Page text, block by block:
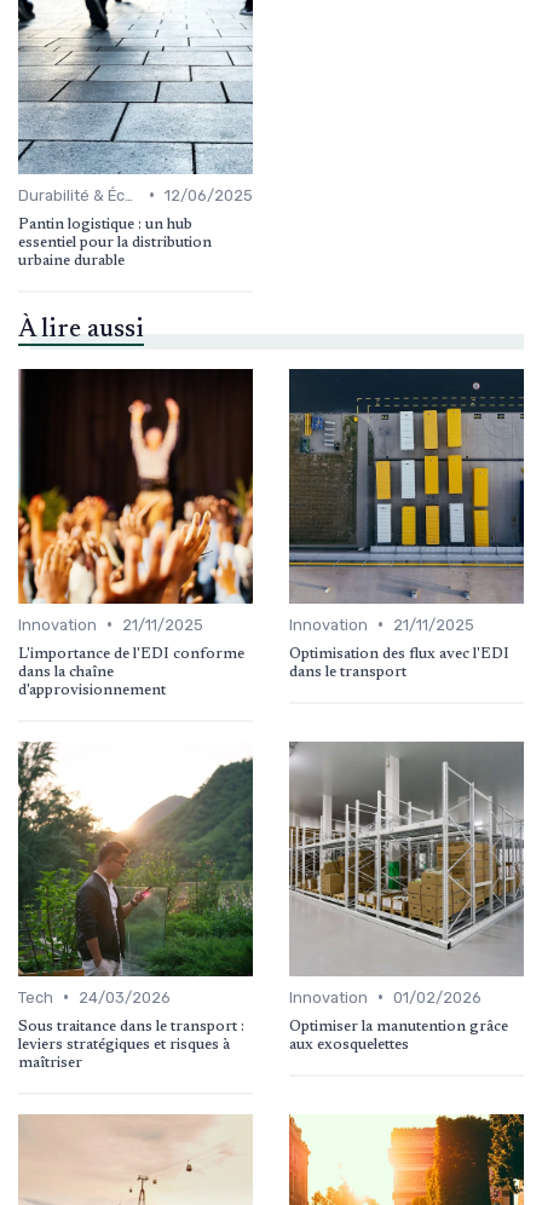
• 12/06/2025
Pantin logistique : un hub
essentiel pour la distribution
urbaine durable
À lire aussi
Innovation • 21/11/2025
L'importance de l'EDI conforme
dans la chaîne
d'approvisionnement
Innovation • 21/11/2025
Optimisation des flux avec l'EDI
dans le transport
Tech • 24/03/2026
Sous traitance dans le transport :
leviers stratégiques et risques à
maîtriser
Innovation • 01/02/2026
Optimiser la manutention grâce
aux exosquelettes